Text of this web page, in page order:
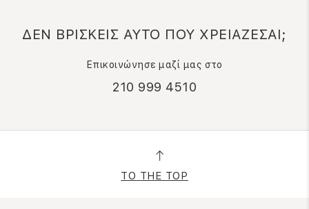
∆ΕΝ ΒΡΙΣΚΕΙΣ ΑΥΤΟ ΠΟΥ ΧΡΕΙΑΖΕΣΑΙ;
Επικοινώνησε µαζί µας στο
210 999 4510
TO THE TOP